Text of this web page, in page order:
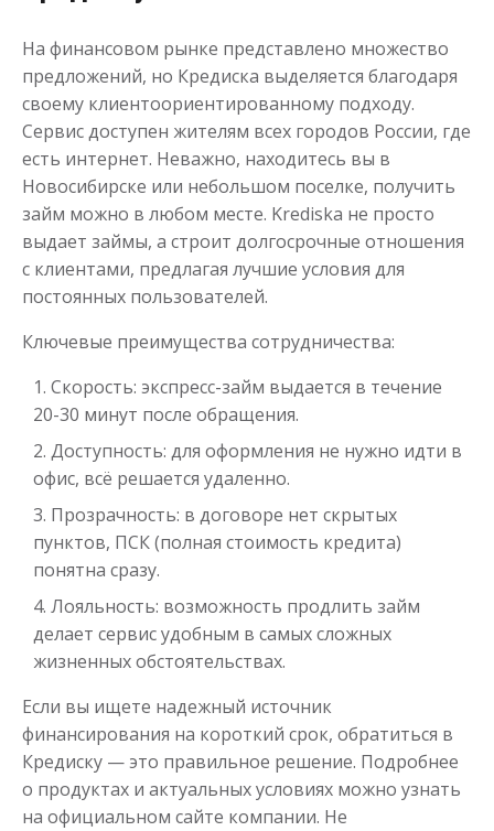
На финансовом рынке представлено множество
предложений, но Кредиска выделяется благодаря
своему клиентоориентированному подходу.
Сервис доступен жителям всех городов России, где
есть интернет. Неважно, находитесь вы в
Новосибирске или небольшом поселке, получить
займ можно в любом месте. Krediska не просто
выдает займы, а строит долгосрочные отношения
с клиентами, предлагая лучшие условия для
постоянных пользователей.
Ключевые преимущества сотрудничества:
Скорость: экспресс-займ выдается в течение
20-30 минут после обращения.
Доступность: для оформления не нужно идти в
офис, всё решается удаленно.
Прозрачность: в договоре нет скрытых
пунктов, ПСК (полная стоимость кредита)
понятна сразу.
Лояльность: возможность продлить займ
делает сервис удобным в самых сложных
жизненных обстоятельствах.
Если вы ищете надежный источник
финансирования на короткий срок, обратиться в
Кредиску — это правильное решение. Подробнее
о продуктах и актуальных условиях можно узнать
на официальном сайте компании. Не